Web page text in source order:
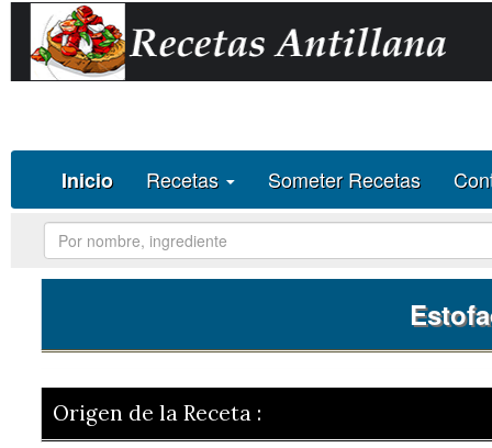
Deprecated: Methods with the same name as their class will not
constructor in/homepages/30/d596412734/htdocs/recetas-
Inicio Recetas Someter Recetas
Origen de la Receta :